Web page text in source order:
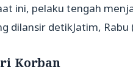
ini, pelaku tengah
dilansir detikJatim, Rabu
Korban